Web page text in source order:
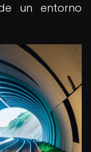
un entorno